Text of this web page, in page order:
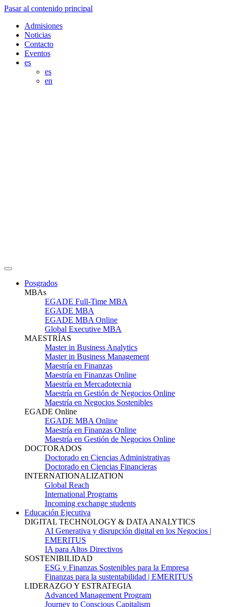
Pasar al contenido principal
Admisiones
Noticias
Contacto
Eventos
es
es
en
Posgrados
MBAs
EGADE Full-Time MBA
EGADE MBA
EGADE MBA Online
Global Executive MBA
MAESTRÍAS
Master in Business Analytics
Master in Business Management
Maestría en Finanzas
Maestría en Finanzas Online
Maestría en Mercadotecnia
Maestría en Gestión de Negocios Online
Maestría en Negocios Sostenibles
EGADE Online
EGADE MBA Online
Maestría en Finanzas Online
Maestría en Gestión de Negocios Online
DOCTORADOS
Doctorado en Ciencias Administrativas
Doctorado en Ciencias Financieras
INTERNATIONALIZATION
Global Reach
International Programs
Incoming exchange students
Educación Ejecutiva
DIGITAL TECHNOLOGY & DATA ANALYTICS
AI Generativa y disrupción digital en los Negocios |
EMERITUS
IA para Altos Directivos
SOSTENIBILIDAD
ESG y Finanzas Sostenibles para la Empresa
Finanzas para la sustentabilidad | EMERITUS
LIDERAZGO Y ESTRATEGIA
Advanced Management Program
Journey to Conscious Capitalism